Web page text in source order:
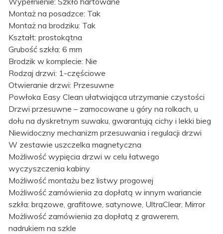
Montaż na posadzce: Tak
Montaż na brodziku: Tak
Kształt: prostokątna
Grubość szkła: 6 mm
Brodzik w komplecie: Nie
Rodzaj drzwi: 1-częściowe
Otwieranie drzwi: Przesuwne
Powłoka Easy Clean ułatwiająca utrzymanie czystości
Drzwi przesuwne – zamocowane u góry na rolkach, u
dołu na dyskretnym suwaku, gwarantują cichy i lekki bieg
Niewidoczny mechanizm przesuwania i regulacji drzwi
W zestawie uszczelka magnetyczna
Możliwość wypięcia drzwi w celu łatwego
wyczyszczenia kabiny
Możliwość montażu bez listwy progowej
Możliwość zamówienia za dopłatą w innym wariancie
szkła: brązowe, grafitowe, satynowe, UltraClear, Mirror
Możliwość zamówienia za dopłatą z grawerem,
nadrukiem na szkle